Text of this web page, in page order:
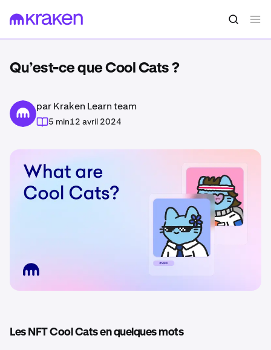
Qu’est-ce que Cool Cats ?
par Kraken Learn team
5 min12 avril 2024
Les NFT Cool Cats en quelques mots